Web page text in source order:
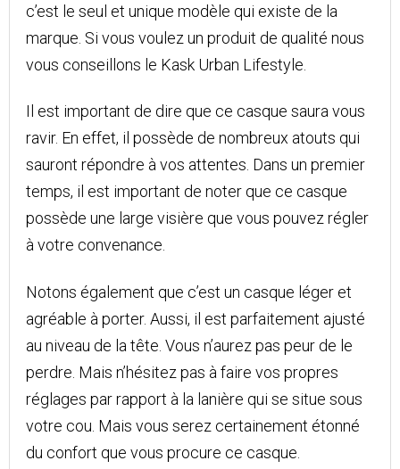
c’est le seul et unique modèle qui existe de la
marque. Si vous voulez un produit de qualité nous
vous conseillons le Kask Urban Lifestyle.
Il est important de dire que ce casque saura vous
ravir. En effet, il possède de nombreux atouts qui
sauront répondre à vos attentes. Dans un premier
temps, il est important de noter que ce casque
possède une large visière que vous pouvez régler
à votre convenance.
Notons également que c’est un casque léger et
agréable à porter. Aussi, il est parfaitement ajusté
au niveau de la tête. Vous n’aurez pas peur de le
perdre. Mais n’hésitez pas à faire vos propres
réglages par rapport à la lanière qui se situe sous
votre cou. Mais vous serez certainement étonné
du confort que vous procure ce casque.